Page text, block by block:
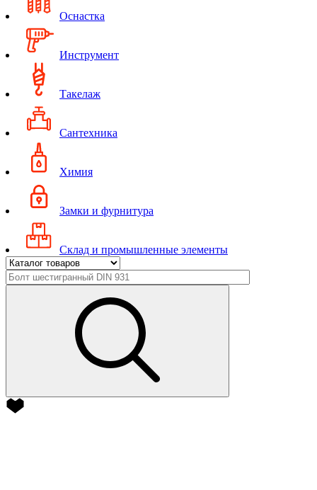
Оснастка
Инструмент
Такелаж
Сантехника
Химия
Замки и фурнитура
Склад и промышленные элементы